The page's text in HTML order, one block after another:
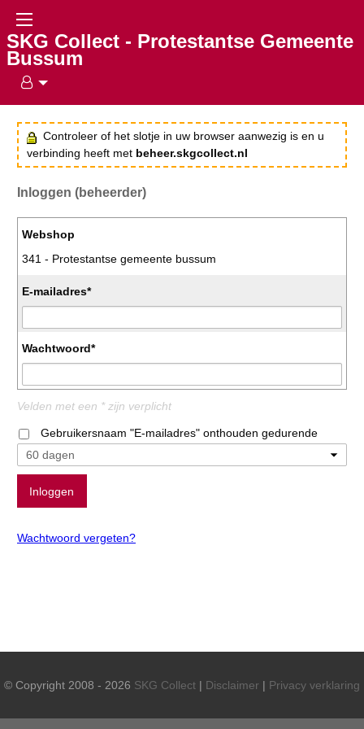
SKG Collect - Protestantse Gemeente
Bussum
Controleer of het slotje in uw browser aanwezig is en u
verbinding heeft met beheer.skgcollect.nl
Inloggen (beheerder)
Webshop
341 - Protestantse gemeente bussum
E-mailadres*
Wachtwoord*
Velden met een * zijn verplicht
Gebruikersnaam "E-mailadres" onthouden gedurende
Wachtwoord vergeten?
© Copyright 2008 - 2026 SKG Collect | Disclaimer | Privacy verklaring